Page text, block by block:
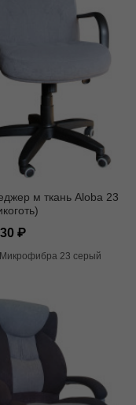
м ткань Aloba 23
Микрофибра 23 серый